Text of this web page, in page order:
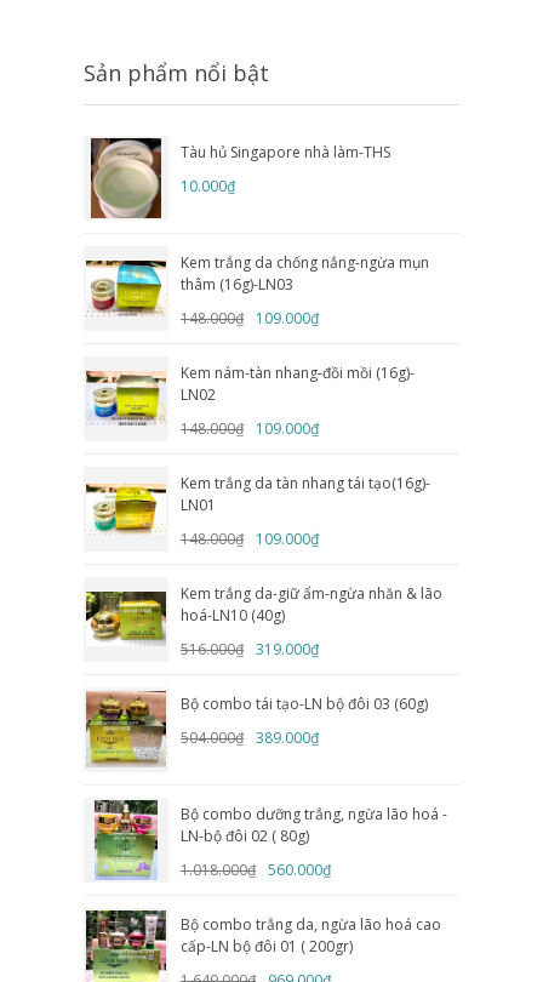
Sản phẩm nổi bật
Tàu hủ Singapore nhà làm-THS
10.000₫
Kem trắng da chống nắng-ngừa mụn
thâm (16g)-LN03
148.000₫
109.000₫
Kem nám-tàn nhang-đồi mồi (16g)-
LN02
148.000₫
109.000₫
Kem trắng da tàn nhang tái tạo(16g)-
LN01
148.000₫
109.000₫
Kem trắng da-giữ ẩm-ngừa nhăn & lão
hoá-LN10 (40g)
516.000₫ 319.000₫
Bộ combo tái tạo-LN bộ đôi 03 (60g)
504.000₫ 389.000₫
Bộ combo dưỡng trắng, ngừa lão hoá -
LN-bộ đôi 02 ( 80g)
1.018.000₫ 560.000₫
Bộ combo trắng da, ngừa lão hoá cao
cấp-LN bộ đôi 01 ( 200gr)